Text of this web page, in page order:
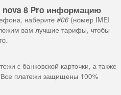
8 Pro информацию
наберите #06 (номер IMEI
вам лучшие тарифы, чтобы
с банковской карточки, а также
платежи защищены 100%